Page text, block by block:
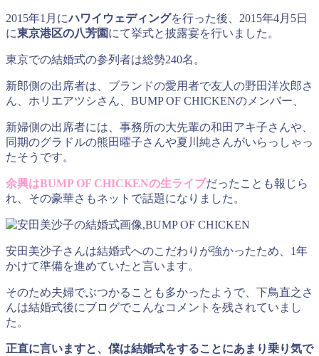
2015年1月にハワイウェディングを行った後、2015年4月5日
に東京港区の八芳園にて挙式と披露宴を行いました。
東京での結婚式の参列者は総勢240名。
新郎側の出席者は、ブランドの愛用者で友人の野田洋次郎さ
ん、ホリエアツシさん、BUMP OF CHICKENのメンバー、
新婦側の出席者には、事務所の大先輩の和田アキ子さんや、
同期のグラドルの熊田曜子さんや夏川純さんがいらっしゃっ
たそうです。
余興はBUMP OF CHICKENの生ライブだったことも報じら
れ、その豪華さもネットで話題になりました。
安田美沙子さんは結婚式へのこだわりが強かったため、1年
かけて準備を進めていたと言います。
そのため夫婦でぶつかることも多かったようで、下鳥直之さ
んは結婚式後にブログでこんなコメントを残されていまし
た。
正直に言いますと、僕は結婚式をすることにあまり乗り気で